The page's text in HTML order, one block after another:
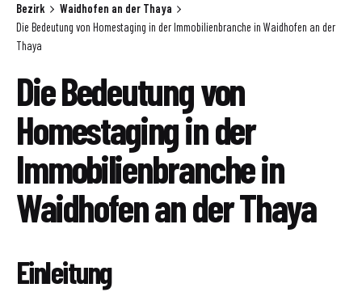
Bezirk
Waidhofen an der Thaya
Die Bedeutung von Homestaging in der Immobilienbranche in Waidhofen an der
Thaya
Die Bedeutung von
Homestaging in der
Immobilienbranche in
Waidhofen an der Thaya
Einleitung